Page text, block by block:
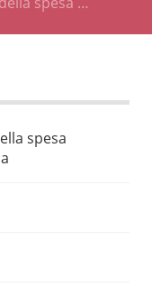
spesa